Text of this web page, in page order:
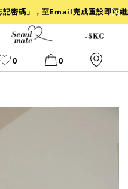
密碼」，至Email完成重設即可
0 0